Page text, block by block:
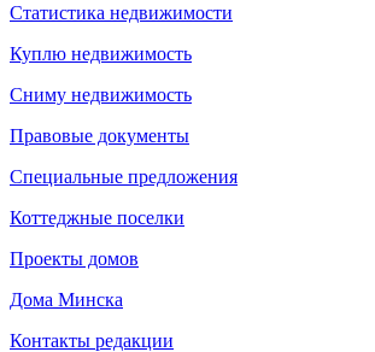
Статистика недвижимости
Куплю недвижимость
Сниму недвижимость
Правовые документы
Специальные предложения
Коттеджные поселки
Проекты домов
Дома Минска
Контакты редакции